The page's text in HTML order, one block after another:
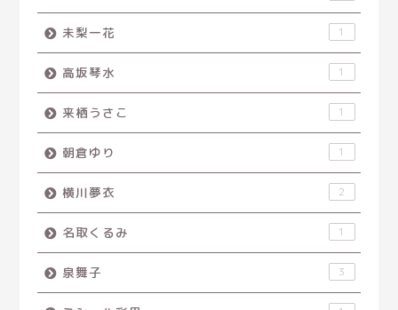
未梨一花 1
高坂琴水 1
来栖うさこ 1
朝倉ゆり 1
横川夢衣 2
名取くるみ 1
泉舞子 3